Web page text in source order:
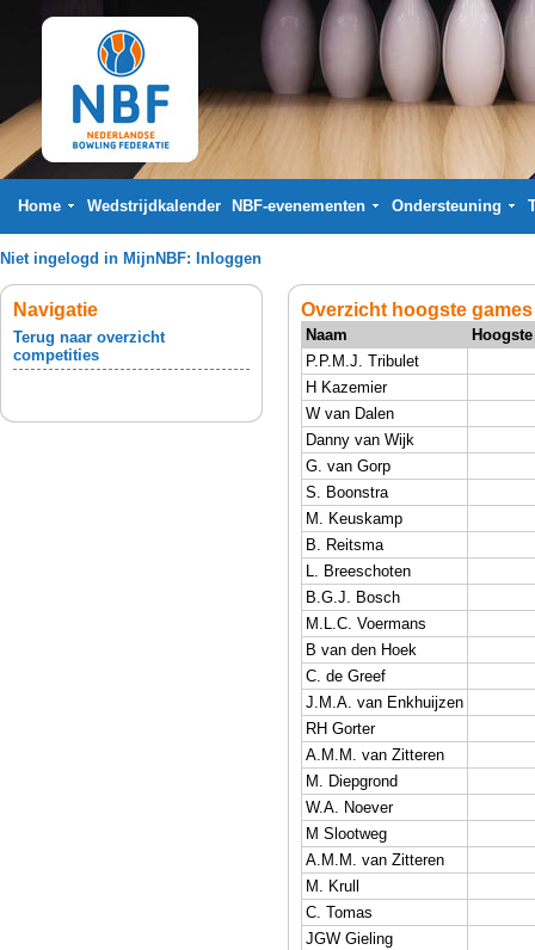
Home Wedstrijdkalender NBF-evenementen Ondersteuning
Niet ingelogd in MijnNBF: Inloggen
Navigatie
Terug naar overzicht
competities
Overzicht hoogste games
Naam
P.P.M.J. Tribulet
H Kazemier
W van Dalen
Danny van Wijk
G. van Gorp
S. Boonstra
M. Keuskamp
B. Reitsma
L. Breeschoten
B.G.J. Bosch
M.L.C. Voermans
B van den Hoek
C. de Greef
J.M.A. van Enkhuijzen
RH Gorter
A.M.M. van Zitteren
M. Diepgrond
W.A. Noever
M Slootweg
A.M.M. van Zitteren
M. Krull
C. Tomas
JGW Gieling